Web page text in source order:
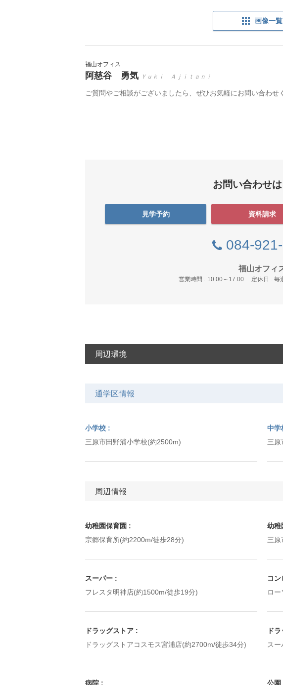
画像一覧
福山オフィス
阿慈谷 勇気 Ｙｕｋｉ Ａｊｉｔａｎｉ
ご質問やご相談がございましたら、ぜひお気軽にお問い合わせ
お問い合わせ
見学予約 資料請求
084-
福山オフィ
営業時間 10:00～17:00 定休日 毎
周辺環境
通学区情報
小学校
三原市田野浦小学校(約2500m)
中学
三原
周辺情報
幼稚園保育園
宗郷保育所(約2200m/徒歩28分)
幼稚
三原
スーパー
フレスタ明神店(約1500m/徒歩19分)
コン
ロ
ドラッグストア
ドラッグストアコスモス宮浦店(約2700m/徒歩34分)
ド
スー
病院 公園